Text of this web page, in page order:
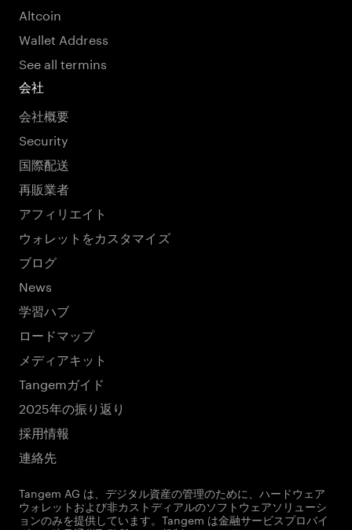
Altcoin
Wallet Address
See all termins
会社
会社概要
Security
国際配送
再販業者
アフィリエイト
ウォレットをカスタマイズ
ブログ
News
学習ハブ
ロードマップ
メディアキット
Tangemガイド
2025年の振り返り
採用情報
連絡先
Tangem AG は、デジタル資産の管理のために、ハードウェア
ウォレットおよび非カストディアルのソフトウェアソリューシ
ョンのみを提供しています。Tangem は金融サービスプロバイ